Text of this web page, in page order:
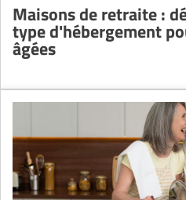
Maisons de retraite :
type d'hébergement
âgées